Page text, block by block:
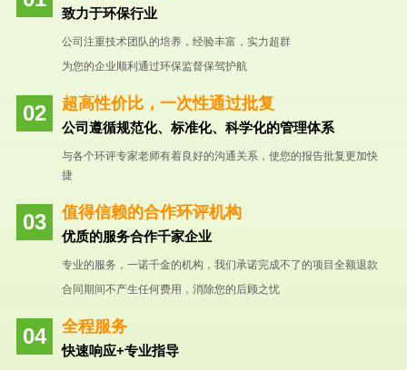
致力于环保行业
公司注重技术团队的培养，经验丰富，实力超群
为您的企业顺利通过环保监督保驾护航
超高性价比，一次性通过批复
公司遵循规范化、标准化、科学化的管理体系
与各个环评专家老师有着良好的沟通关系，使您的报告批复更加快
捷
值得信赖的合作环评机构
优质的服务合作千家企业
专业的服务，一诺千金的机构，我们承诺完成不了的项目全额退款
合同期间不产生任何费用，消除您的后顾之忧
全程服务
快速响应+专业指导